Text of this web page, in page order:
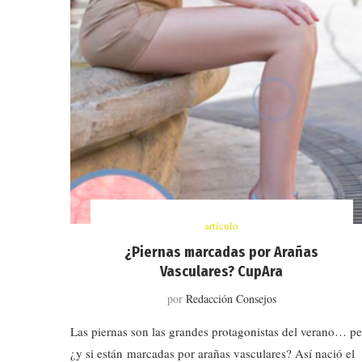
artículo
¿Piernas marcadas por Arañas
Vasculares? CupAra
por Redacción Consejos
Las piernas son las grandes protagonistas del verano…
¿y si están marcadas por arañas vasculares? Así nació el